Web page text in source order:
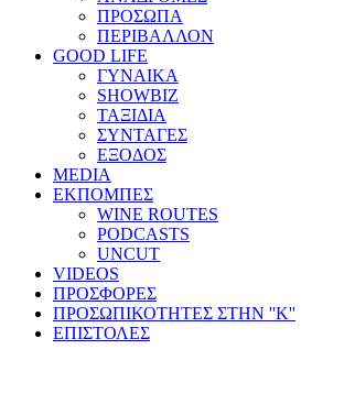
ΠΡΟΣΩΠΑ
ΠΕΡΙΒΑΛΛΟΝ
GOOD LIFE
ΓΥΝΑΙΚΑ
SHOWBIZ
ΤΑΞΙΔΙΑ
ΣΥΝΤΑΓΕΣ
ΕΞΟΔΟΣ
MEDIA
ΕΚΠΟΜΠΕΣ
WINE ROUTES
PODCASTS
UNCUT
VIDEOS
ΠΡΟΣΦΟΡΕΣ
ΠΡΟΣΩΠΙΚΟΤΗΤΕΣ ΣΤΗΝ ''Κ''
ΕΠΙΣΤΟΛΕΣ